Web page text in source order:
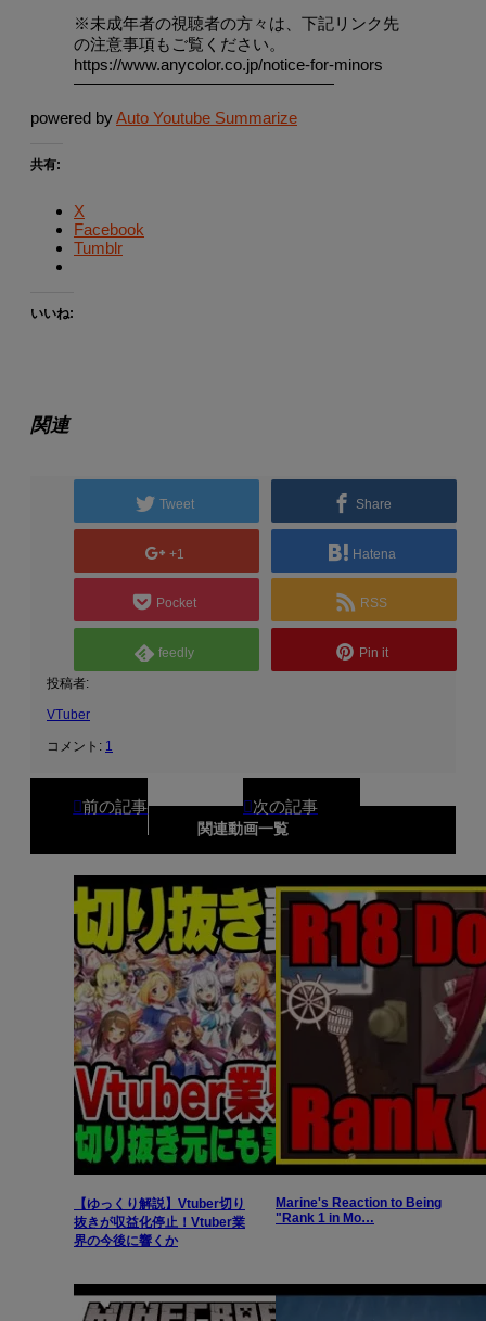
※未成年者の視聴者の方々は、下記リンク先
の注意事項もご覧ください。
https://www.anycolor.co.jp/notice-for-minors
————————————————
powered byAuto Youtube Summarize
共有:
X
Facebook
Tumblr
いいね:
関連
Tweet Share
+1 Hatena
Pocket RSS
feedly Pin it
投稿者:
VTuber
コメント: 1
関連動画一覧
【ゆっくり解説】Vtuber切り
抜きが収益化停止！Vtuber業
界の今後に響くか
Marine's Reaction to Being
"Rank 1 in Mo…